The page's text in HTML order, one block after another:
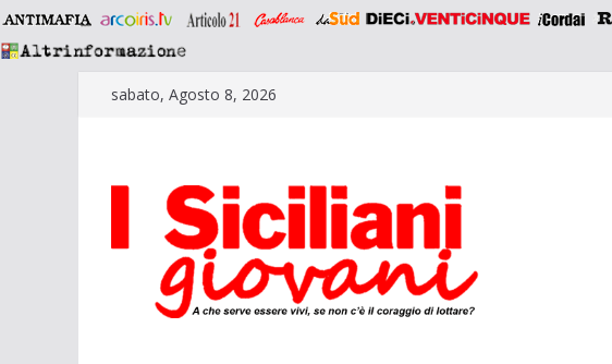
Saltasabato, Agosto 8, 2026